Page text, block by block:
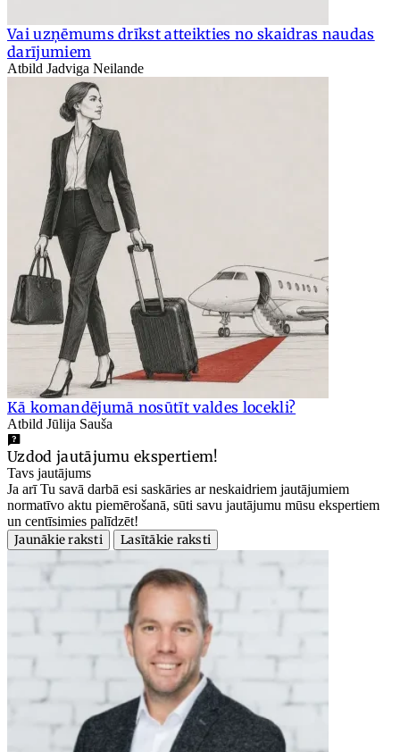
Vai uzņēmums drīkst atteikties no skaidras naudas
darījumiem
Atbild Jadviga Neilande
Kā komandējumā nosūtīt valdes locekli?
Atbild Jūlija Sauša
Uzdod jautājumu ekspertiem!
Tavs jautājums
Ja arī Tu savā darbā esi saskāries ar neskaidriem jautājumiem
normatīvo aktu piemērošanā, sūti savu jautājumu mūsu ekspertiem
un centīsimies palīdzēt!
Jaunākie raksti
Lasītākie raksti